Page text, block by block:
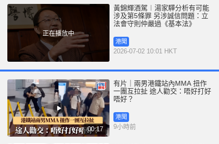
正在播放中
黃錦輝酒駕︱湯家驊分析有可能
涉及第5條罪 另涉誠信問題：立
法會守則仲嚴過《基本法》
港聞
2026-07-02 10:01 HKT
00:17
有片｜兩男港鐵站內MMA 扭作
一團互拉扯 途人勸交：唔好打好
唔好？
港聞
9小時前